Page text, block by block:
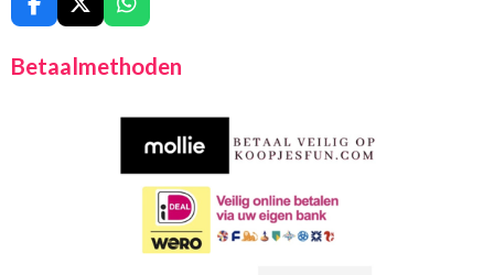
F
a
c
e
X
W
h
t
A
Betaalmethoden